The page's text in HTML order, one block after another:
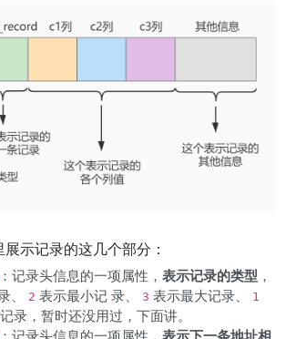
示记录的这几个部分：
：记录头信息的一项属性， 表示记录的类型 ，
、 2 表示最小记 录、 3 表示最大记录、 1
录，暂时还没用过，下面讲。
：记录头信息的一项属性， 表示下一条地址相